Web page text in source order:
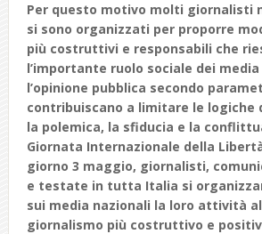
Per questo motivo molti giornalisti
si sono organizzati per proporre
più costruttivi e responsabili che
l’importante ruolo sociale dei
l’opinione pubblica secondo
contribuiscano a limitare le logiche
la polemica, la sfiducia e la
Giornata Internazionale della
giorno 3 maggio, giornalisti,
e testate in tutta Italia si
sui media nazionali la loro attività
giornalismo più costruttivo e